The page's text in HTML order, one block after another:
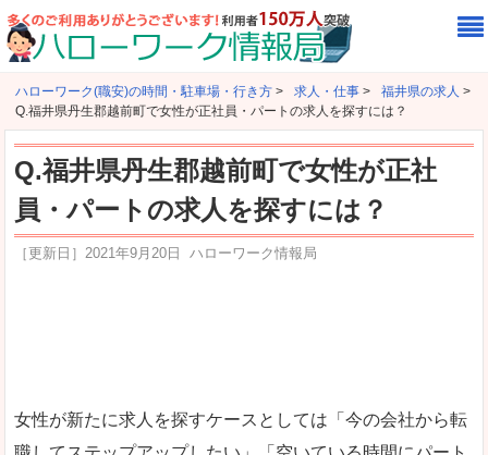
ハローワーク(職安)の時間・駐車場・行き方 > 求人・仕事 > 福井県の求人 >
Q.福井県丹生郡越前町で女性が正社員・パートの求人を探すには？
Q.福井県丹生郡越前町で女性が正社
員・パートの求人を探すには？
［更新日］ 2021年9月20日 ハローワーク情報局
女性が新たに求人を探すケースとしては「今の会社から転